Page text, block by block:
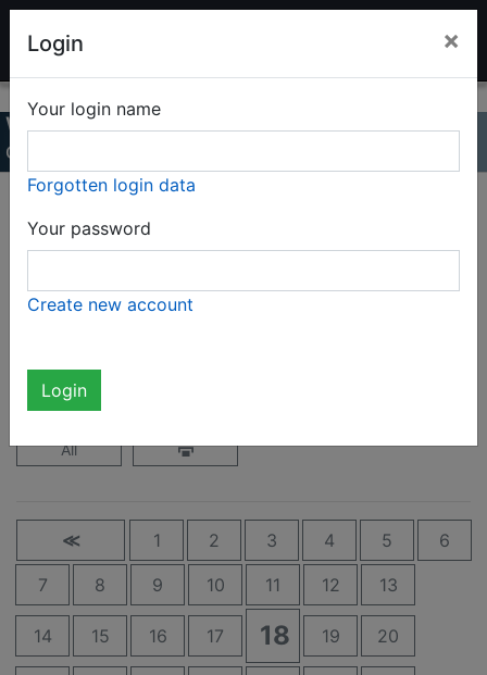
Winter Auction 2021
Online Catalog
Page 18 / 39
All
≪ 1 2 3 4 5 6
7 8 9 10 11 12 13
14 15 16 17 18 19 20
Login ×
Your login name
Forgotten login data
Your password
Create new account
Login